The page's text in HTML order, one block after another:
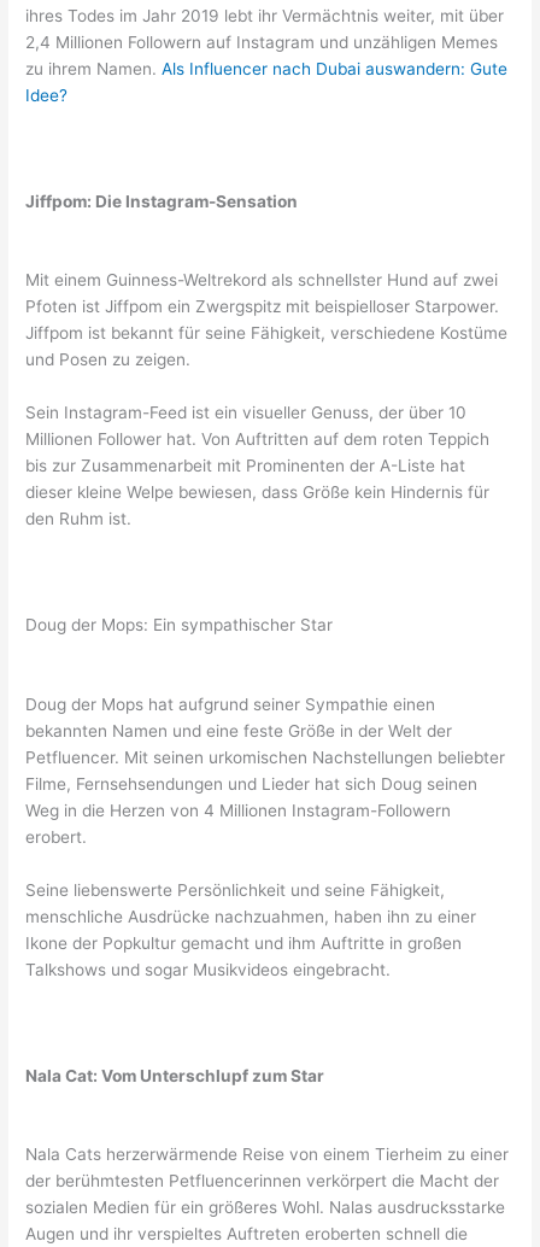
ihres Todes im Jahr 2019 lebt ihr Vermächtnis weiter, mit über
2,4 Millionen Followern auf Instagram und unzähligen Memes
zu ihrem Namen.Als Influencer nach Dubai auswandern: Gute
Idee?
Jiffpom: Die Instagram-Sensation
Mit einem Guinness-Weltrekord als schnellster Hund auf zwei
Pfoten ist Jiffpom ein Zwergspitz mit beispielloser Starpower.
Jiffpom ist bekannt für seine Fähigkeit, verschiedene Kostüme
und Posen zu zeigen.
Sein Instagram-Feed ist ein visueller Genuss, der über 10
Millionen Follower hat. Von Auftritten auf dem roten Teppich
bis zur Zusammenarbeit mit Prominenten der A-Liste hat
dieser kleine Welpe bewiesen, dass Größe kein Hindernis für
den Ruhm ist.
Doug der Mops: Ein sympathischer Star
Doug der Mops hat aufgrund seiner Sympathie einen
bekannten Namen und eine feste Größe in der Welt der
Petfluencer. Mit seinen urkomischen Nachstellungen beliebter
Filme, Fernsehsendungen und Lieder hat sich Doug seinen
Weg in die Herzen von 4 Millionen Instagram-Followern
erobert.
Seine liebenswerte Persönlichkeit und seine Fähigkeit,
menschliche Ausdrücke nachzuahmen, haben ihn zu einer
Ikone der Popkultur gemacht und ihm Auftritte in großen
Talkshows und sogar Musikvideos eingebracht.
Nala Cat: Vom Unterschlupf zum Star
Nala Cats herzerwärmende Reise von einem Tierheim zu einer
der berühmtesten Petfluencerinnen verkörpert die Macht der
sozialen Medien für ein größeres Wohl. Nalas ausdrucksstarke
Augen und ihr verspieltes Auftreten eroberten schnell die